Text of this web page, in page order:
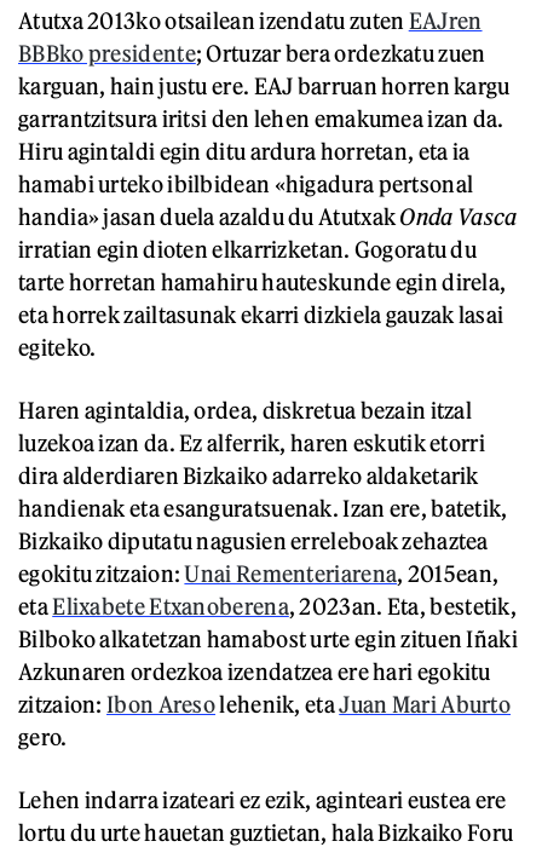
Atutxa 2013ko otsailean izendatu zuten EAJren
BBBko presidente; Ortuzar bera ordezkatu zuen
karguan, hain justu ere. EAJ barruan horren kargu
garrantzitsura iritsi den lehen emakumea izan da.
Hiru agintaldi egin ditu ardura horretan, eta ia
hamabi urteko ibilbidean «higadura pertsonal
handia» jasan duela azaldu du AtutxakOnda Vasca
irratian egin dioten elkarrizketan. Gogoratu du
tarte horretan hamahiru hauteskunde egin direla,
eta horrek zailtasunak ekarri dizkiela gauzak lasai
egiteko.
Haren agintaldia, ordea, diskretua bezain itzal
luzekoa izan da. Ez alferrik, haren eskutik etorri
dira alderdiaren Bizkaiko adarreko aldaketarik
handienak eta esanguratsuenak. Izan ere, batetik,
Bizkaiko diputatu nagusien erreleboak zehaztea
egokitu zitzaion:Unai Rementeriarena, 2015ean,
etaElixabete Etxanoberena, 2023an. Eta, bestetik,
Bilboko alkatetzan hamabost urte egin zituen Iñaki
Azkunaren ordezkoa izendatzea ere hari egokitu
zitzaion:Ibon Aresolehenik, etaJuan Mari Aburto
gero.
Lehen indarra izateari ez ezik, aginteari eustea ere
lortu du urte hauetan guztietan, hala Bizkaiko Foru